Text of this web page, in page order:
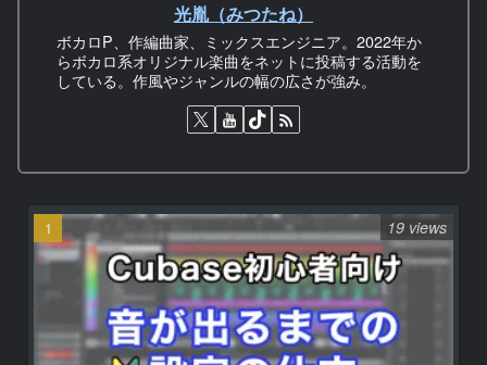
光胤（みつたね）
ボカロP、作編曲家、ミックスエンジニア。2022年か
らボカロ系オリジナル楽曲をネットに投稿する活動を
している。作風やジャンルの幅の広さが強み。
19 views